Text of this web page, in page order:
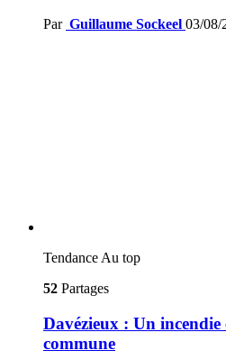
Par Guillaume Sockeel 03/08/
Tendance Au top
52 Partages
Davézieux : Un incendie
commune